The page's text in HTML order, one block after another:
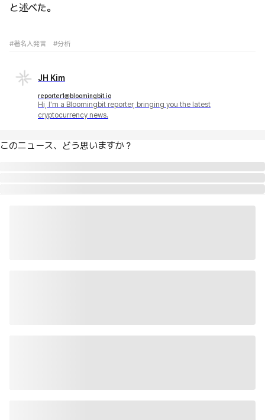
と述べた。
#著名人発言 #分析
JH Kim
reporter1@bloomingbit.io
Hi, I'm a Bloomingbit reporter, bringing you the latest
cryptocurrency news.
このニュース、どう思いますか？